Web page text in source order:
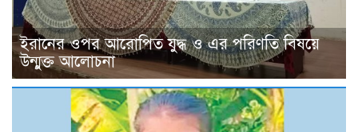
ইরানের ওপর আরোপিত যুদ্ধ ও এর পরিণতি বিষয়ে
উন্মুক্ত আলোচনা